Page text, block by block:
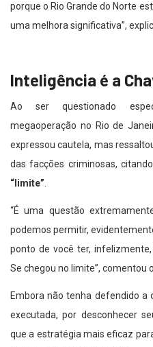
porque o Rio Grande do Norte
uma melhora significativa”,
Inteligência é a
Ao ser questionado
megaoperação no Rio de
expressou cautela, mas
das facções criminosas,
“limite”
“É uma questão
podemos permitir,
ponto de você ter,
Se chegou no limite”, comentou
Embora não tenha defendido
executada, por desconhecer
que a estratégia mais eficaz